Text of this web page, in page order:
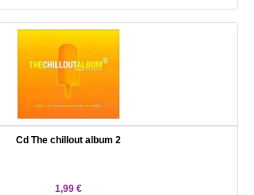
Cd The chillout album 2
1,99 €